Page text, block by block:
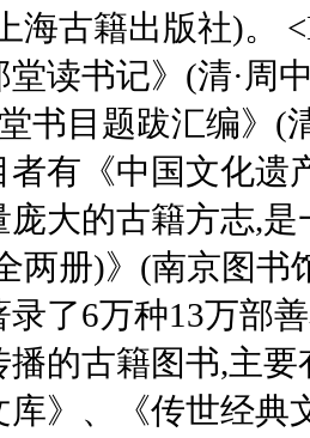
海古籍出版社)
读书记》(清·周
书目题跋汇编》(
者有《中国文化遗
大的古籍方志,
两册)》(南京图书
录了6万种13万
的古籍图书,主
》、《传世经典